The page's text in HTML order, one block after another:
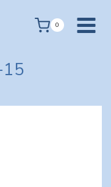
0
15